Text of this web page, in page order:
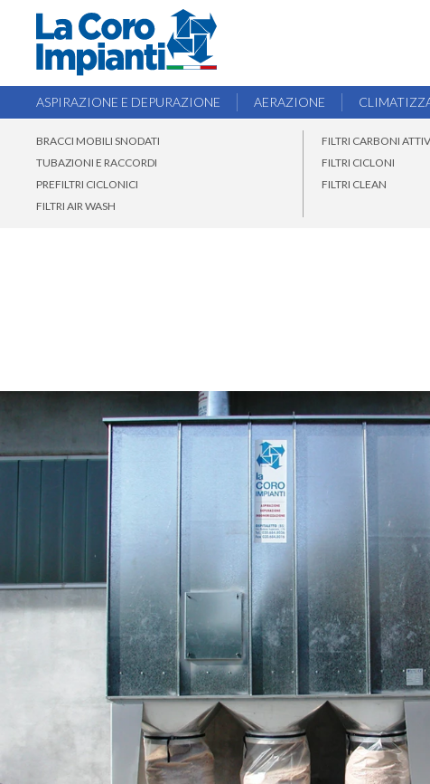
ASPIRAZIONE E DEPURAZIONE AERAZIONE
BRACCI MOBILI SNODATI
TUBAZIONI E RACCORDI
PREFILTRI CICLONICI
FILTRI AIR WASH
FILTRI CARBONI
FILTRI CICLONI
FILTRI CLEAN